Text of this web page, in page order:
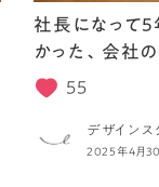
社長になって5
かった、会社
55
デザインス
2025年4月